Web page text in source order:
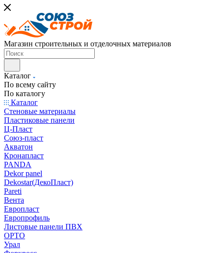
Магазин строительных и отделочных материалов
Каталог
По всему сайту
По каталогу
Каталог
Стеновые материалы
Пластиковые панели
Ц-Пласт
Союз-пласт
Акватон
Кронапласт
PANDA
Dekor panel
Dekostar(ДекоПласт)
Pareti
Вента
Европласт
Европрофиль
Листовые панели ПВХ
ОРТО
Урал